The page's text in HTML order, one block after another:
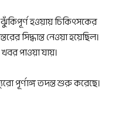
হওয়ায় চিকিৎসকের
সিদ্ধান্ত নেওয়া হয়েছিল।
পাওয়া যায়।
পূর্ণাঙ্গ তদন্ত শুরু করেছে।